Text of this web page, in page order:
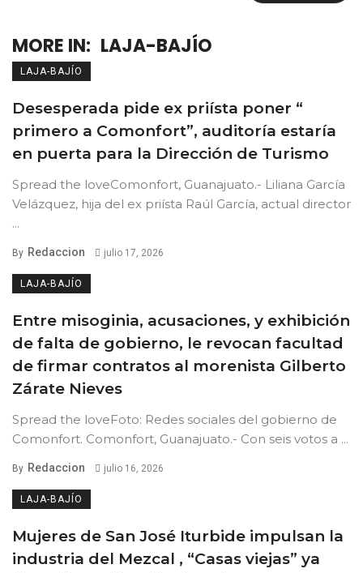
MORE IN: LAJA-BAJÍO
LAJA-BAJÍO
Desesperada pide ex priísta poner “
primero a Comonfort”, auditoría estaría
en puerta para la Dirección de Turismo
Spread the loveComonfort, Guanajuato.- Liliana García
Velázquez, hija del ex priísta Raúl García, actual director
...
By Redaccion julio 17, 2026
LAJA-BAJÍO
Entre misoginia, acusaciones, y exhibición
de falta de gobierno, le revocan facultad
de firmar contratos al morenista Gilberto
Zárate Nieves
Spread the loveFoto: Redes sociales del gobierno de
Comonfort. Comonfort, Guanajuato.- Con seis votos a ...
By Redaccion julio 16, 2026
LAJA-BAJÍO
Mujeres de San José Iturbide impulsan la
industria del Mezcal , “Casas viejas” ya